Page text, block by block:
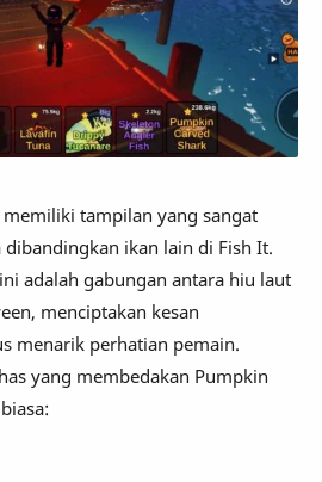
memiliki tampilan yang sangat
ikan lain di Fish It.
adalah gabungan antara hiu laut
menciptakan kesan
menarik perhatian pemain.
yang membedakan Pumpkin